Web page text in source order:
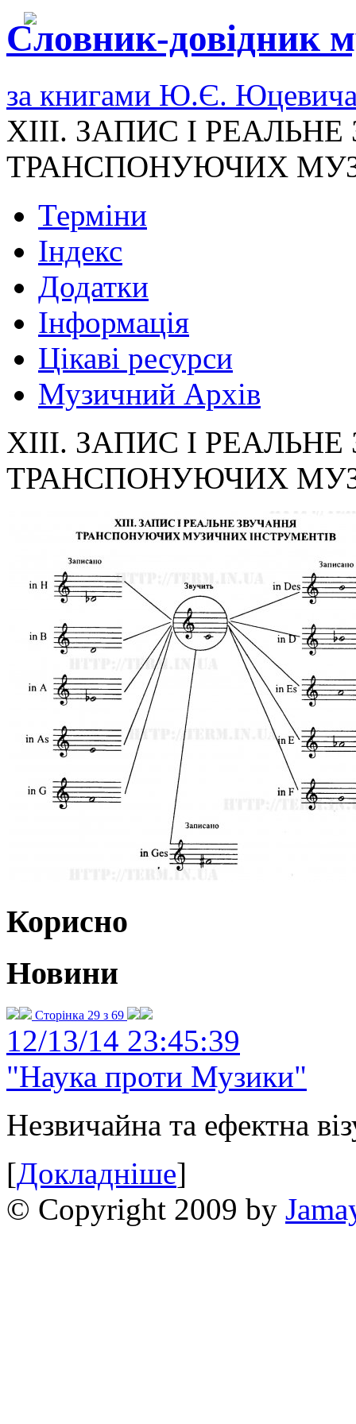
Словник-довідник
за книгами Ю.Є.
XIII. ЗАПИС І
ТРАНСПОНУЮЧИХ
Терміни
Індекс
Додатки
Інформація
Цікаві ресурси
Музичний Архів
XIII. ЗАПИС І
ТРАНСПОНУЮЧИХ
Корисно
Новини
Сторінка 29 з 69
12/13/14 23:45:39
"Наука проти Музики"
Незвичайна та ефектна
[Докладніше]
© Copyright 2009 by